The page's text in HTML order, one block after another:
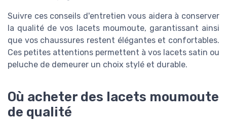
Suivre ces conseils d'entretien vous aidera à conserver
la qualité de vos lacets moumoute, garantissant ainsi
que vos chaussures restent élégantes et confortables.
Ces petites attentions permettent à vos lacets satin ou
peluche de demeurer un choix stylé et durable.
Où acheter des lacets moumoute
de qualité